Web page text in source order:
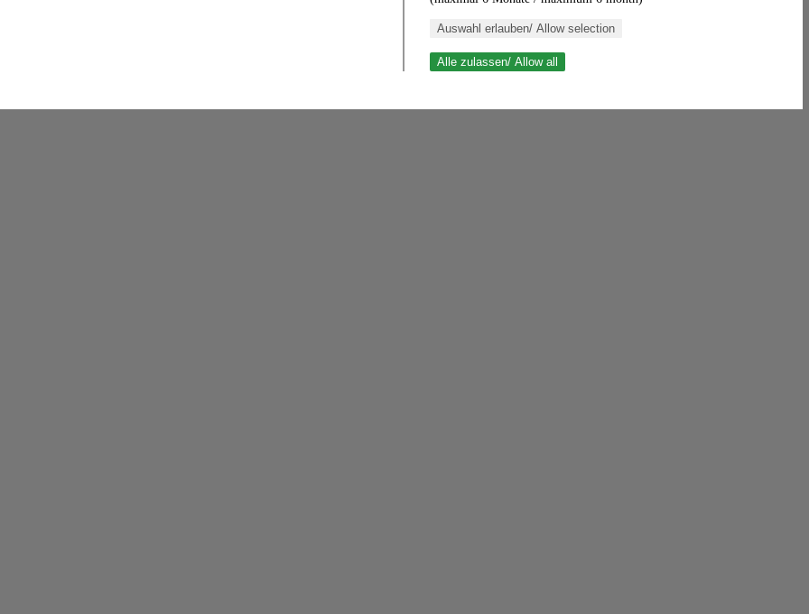
Auswahl erlauben/ Allow selection
Alle zulassen/ Allow all